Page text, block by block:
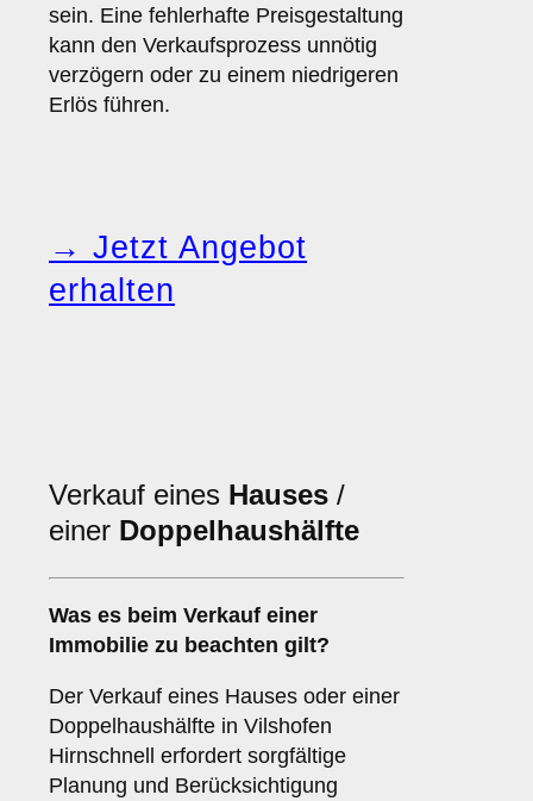
sein. Eine fehlerhafte Preisgestaltung
kann den Verkaufsprozess unnötig
verzögern oder zu einem niedrigeren
Erlös führen.
→ Jetzt Angebot
erhalten
Verkauf eines Hauses /
einer Doppelhaushälfte
Was es beim Verkauf einer
Immobilie zu beachten gilt?
Der Verkauf eines Hauses oder einer
Doppelhaushälfte in Vilshofen
Hirnschnell erfordert sorgfältige
Planung und Berücksichtigung